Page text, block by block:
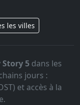
les villes
Story 5 dans les
jours :
et accès à la